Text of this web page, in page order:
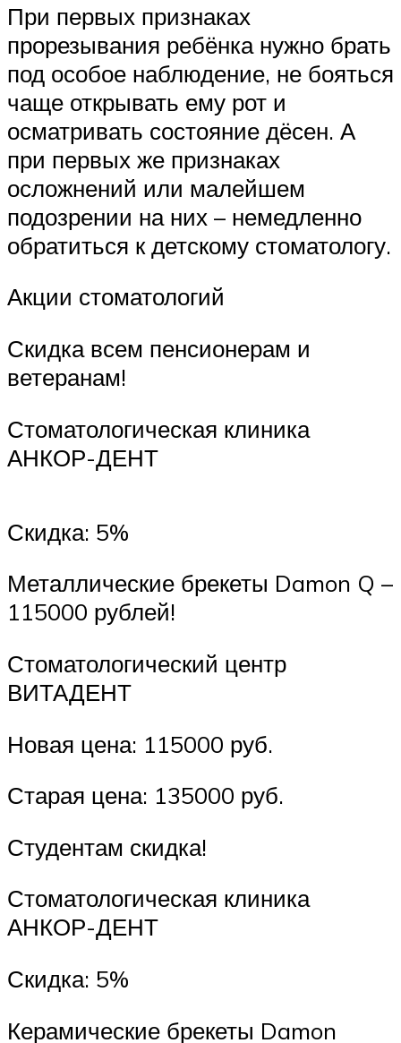
При первых признаках
прорезывания ребёнка нужно брать
под особое наблюдение, не бояться
чаще открывать ему рот и
осматривать состояние дёсен. А
при первых же признаках
осложнений или малейшем
подозрении на них – немедленно
обратиться к детскому стоматологу.
Акции стоматологий
Скидка всем пенсионерам и
ветеранам!
Стоматологическая клиника
АНКОР-ДЕНТ
Скидка: 5%
Металлические брекеты Damon Q –
115000 рублей!
Стоматологический центр
ВИТАДЕНТ
Новая цена: 115000 руб.
Старая цена: 135000 руб.
Студентам скидка!
Стоматологическая клиника
АНКОР-ДЕНТ
Скидка: 5%
Керамические брекеты Damon